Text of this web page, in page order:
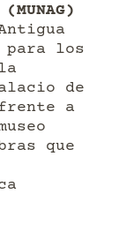
para los
de
a
que